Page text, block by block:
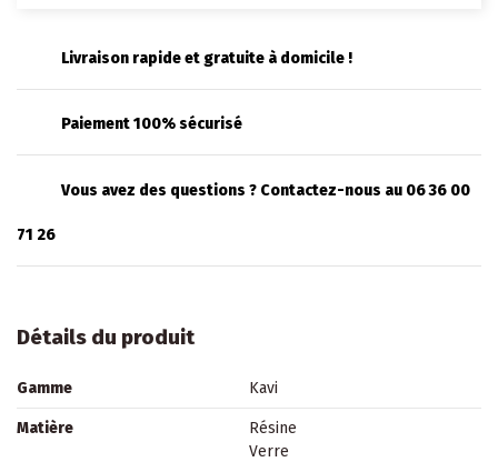
Livraison rapide et gratuite à domicile !
Paiement 100% sécurisé
Vous avez des questions ? Contactez-nous au 06 36 00
71 26
Détails du produit
Gamme Kavi
Matière
Résine
Verre